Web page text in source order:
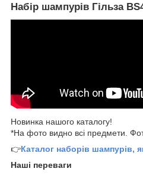
Набір шампурів Гільза
Новинка нашого каталогу!
*На фото видно всі предмети.
👉Каталог наборів шампурів,
Наші переваги